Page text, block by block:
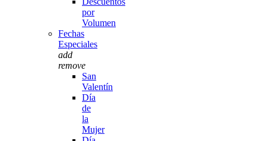
por
Volumen
Fechas
Especiales
add
remove
San
Valentín
Día
de
la
Mujer